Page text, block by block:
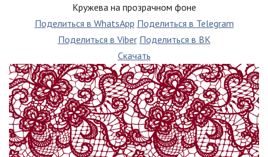
Кружева на прозрачном фоне
Поделиться в WhatsApp Поделиться в Telegram
Поделиться в Viber Поделиться в ВК
Скачать